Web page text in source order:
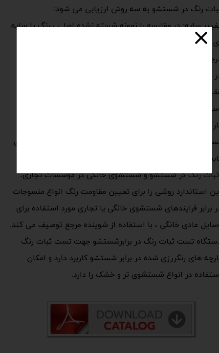
رنگ در شستشو به سه روش ارزیابی می شود:
سایه: در مقایسه با نمونه شسته نشده اصلی ، رنگ یا سایه
وجود داشته باشد
لک شدن در نمونه چند فیبر
صورت موجود بودن ، خود رنگ آمیزی می کند
می شوند و باید در شرایط نور استاندارد خاکستری در
انجام شوند.
مقاومت به شستشوی رنگ یکی از اساسی ترین تست های
بودن رنگ برای ارزیابی محصولات نساجی است.
رنگ در شستشو و شستشوی خانگی در موسسات تجاری.
استاندارد روشی را برای تعیین مقاومت رنگ انواع منسوجات
برابر فرایندهای شستشوی خانگی یا تجاری مورد استفاده برای
عادی خانگی ، با استفاده از شوینده مرجع توصیف می کند.
تست ثبات رنگ در برابرشستشو جهت تست ثبات رنگ
های رنگررزی شده در برابر شستشو کاربرد دارد و امکان
در انواع شستشوی تر و خشک را دارد.​​​​​​​